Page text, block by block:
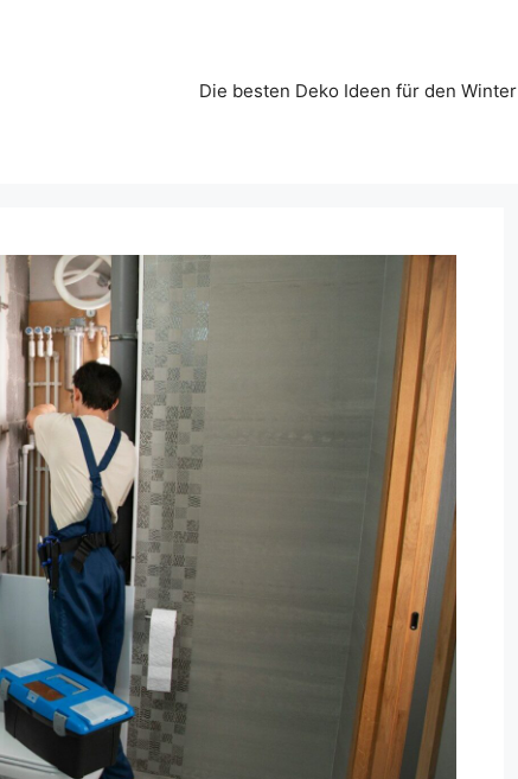
Die besten Deko Ideen für den Winter